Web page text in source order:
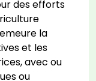
des efforts
la
et les
avec ou
ou